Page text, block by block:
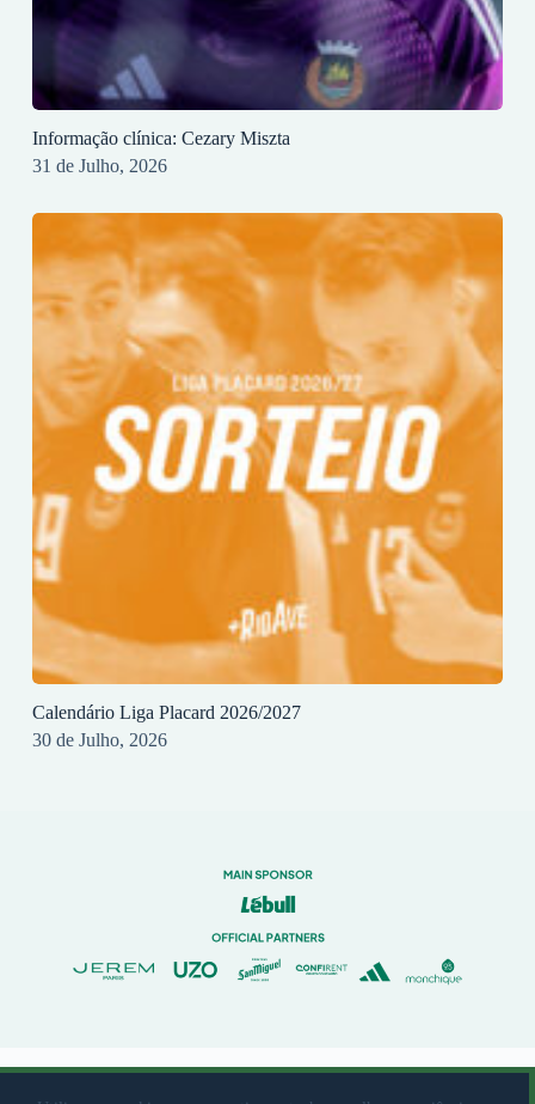
Informação clínica: Cezary Miszta
31 de Julho, 2026
Calendário Liga Placard 2026/2027
30 de Julho, 2026